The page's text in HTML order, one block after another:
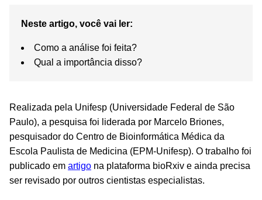
Neste artigo, você vai ler:
Como a análise foi feita?
Qual a importância disso?
Realizada pela Unifesp (Universidade Federal de São
Paulo), a pesquisa foi liderada por Marcelo Briones,
pesquisador do Centro de Bioinformática Médica da
Escola Paulista de Medicina (EPM-Unifesp). O trabalho foi
publicado em artigo na plataforma bioRxiv e ainda precisa
ser revisado por outros cientistas especialistas.